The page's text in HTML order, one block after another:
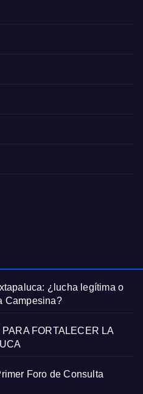
¿lucha legítima o
Campesina?
FORTALECER LA
Foro de Consulta